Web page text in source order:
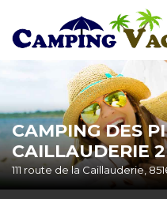
CAMPING DES
CAILLAUDERIE
111 route de la Caillauderie,